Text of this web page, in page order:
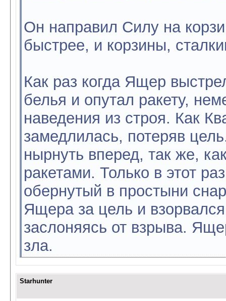
Он направил Силу на
быстрее, и корзины,
Как раз когда Ящер
белья и опутал ракету,
наведения из строя. Как
замедлилась, потеряв
нырнуть вперед, так же,
ракетами. Только в этот
обернутый в простыни
Ящера за цель и
заслоняясь от взрыва.
зла.
Starhunter